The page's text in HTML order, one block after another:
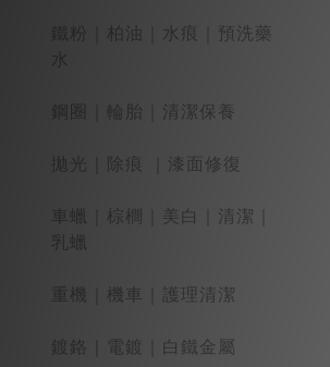
鐵粉｜柏油｜水痕｜預洗藥
水
鋼圈｜輪胎｜清潔保養
拋光｜除痕 ｜漆面修復
車蠟｜棕櫚｜美白｜清潔｜
乳蠟
重機｜機車｜護理清潔
鍍鉻｜電鍍｜白鐵金屬